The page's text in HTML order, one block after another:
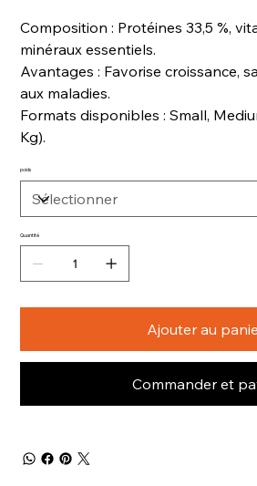
Composition : Protéines 33,5 %,
minéraux essentiels.
Avantages : Favorise croissance,
aux maladies.
Formats disponibles : Small,
Kg).
poids
Quantité
Ajouter au
Commander et